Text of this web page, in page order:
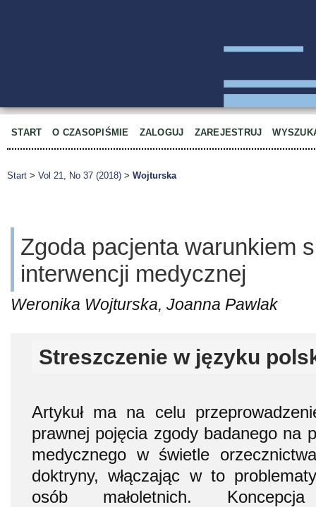
START O CZASOPIŚMIE ZALOGUJ ZAREJESTRUJ
Start > Vol 21, No 37 (2018) > Wojturska
Zgoda pacjenta warunkiem
interwencji medycznej
Weronika Wojturska, Joanna Pawlak
Streszczenie w języku
Artykuł ma na celu
prawnej pojęcia zgody badanego na
medycznego w świetle
doktryny, włączając w to
osób małoletnich.